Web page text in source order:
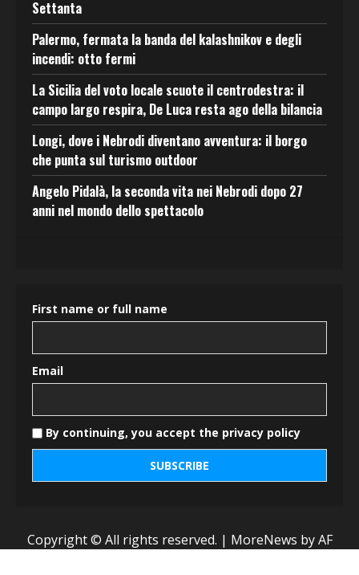
Settanta
Palermo, fermata la banda del kalashnikov e degli
incendi: otto fermi
La Sicilia del voto locale scuote il centrodestra: il
campo largo respira, De Luca resta ago della bilancia
Longi, dove i Nebrodi diventano avventura: il borgo
che punta sul turismo outdoor
Angelo Pidalà, la seconda vita nei Nebrodi dopo 27
anni nel mondo dello spettacolo
First name or full name
Email
By continuing, you accept the privacy policy
Copyright © All rights reserved. | MoreNews by AF